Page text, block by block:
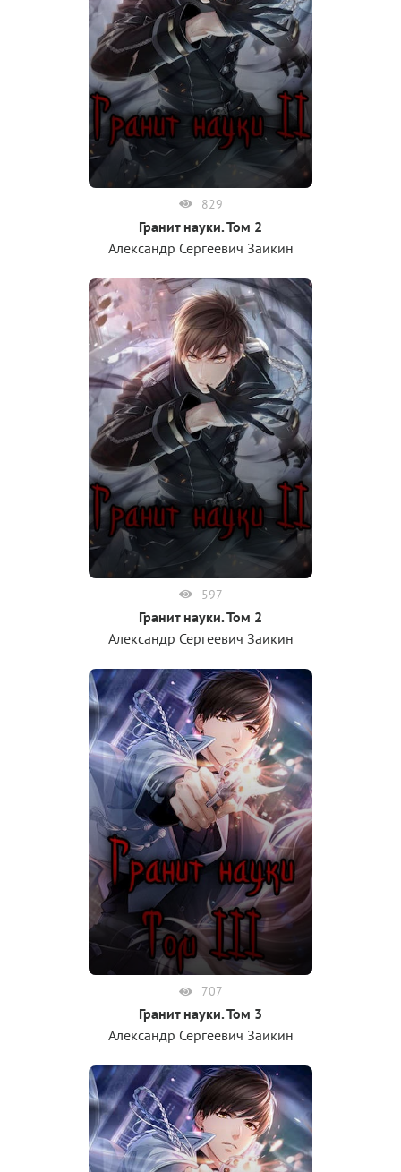
829
Гранит науки. Том 2
Александр Сергеевич Заикин
597
Гранит науки. Том 2
Александр Сергеевич Заикин
707
Гранит науки. Том 3
Александр Сергеевич Заикин